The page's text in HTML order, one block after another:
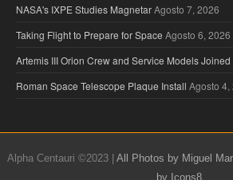
NASA's IXPE Studies MagnetarAgosto 7, 2026
Taking Flight to Prepare for Space Agosto 6, 2026
Artemis III Orion Crew and Service Models Joined
Roman Space Telescope Plaque Install Agosto 4,
Alpha Centauri ©2023 | All Photos by Miguel
by Icons8